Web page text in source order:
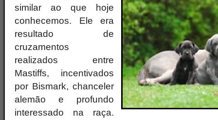
similar ao que hoje
conhecemos. Ele era
resultado de
cruzamentos
realizados entre
Mastiffs, incentivados
por Bismark, chanceler
alemão e profundo
interessado na raça.